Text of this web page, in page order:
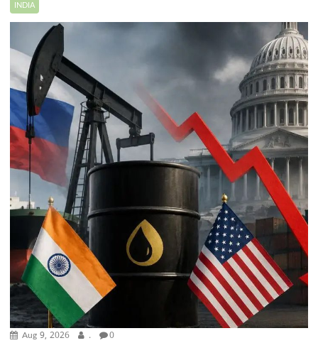
INDIA
Aug 9, 2026 . 0